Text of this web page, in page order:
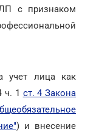
с признаком
учет лица как
ч. 1 ст. 4 Закона
) и внесение